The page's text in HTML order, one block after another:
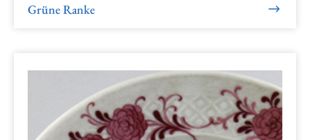
Grüne Ranke